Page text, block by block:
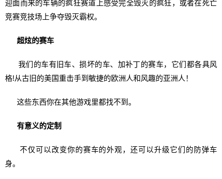
迎面而来的车辆的疯狂赛道上感受完全毁灭的疯狂，或者在死亡
竞赛竞技场上争夺毁灭霸权。
超炫的赛车
我们的车有旧车、损坏的车、加补丁的赛车，它们都各具风
格!从古旧的美国重击手到敏捷的欧洲人和风趣的亚洲人！
这些东西你在其他游戏里都找不到。
有意义的定制
不仅可以改变你的赛车的外观，还可以升级它们的防弹车
身。